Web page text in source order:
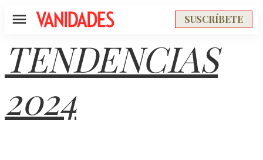
Menú SUSCRÍBETE
TENDENCIAS
2024